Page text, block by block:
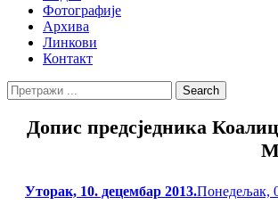
Фотографије
Архива
Линкови
Контакт
Search
Search
for:
Допис предсједника
Posted
Уторак, 10. децембар 2013.Понедељак,